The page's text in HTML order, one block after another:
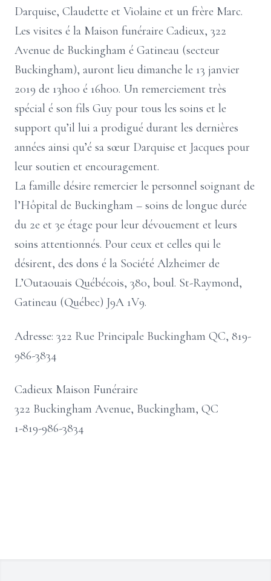
Darquise, Claudette et Violaine et un frère Marc.
Les visites é la Maison funéraire Cadieux, 322
Avenue de Buckingham é Gatineau (secteur
Buckingham), auront lieu dimanche le 13 janvier
2019 de 13h00 é 16h00. Un remerciement très
spécial é son fils Guy pour tous les soins et le
support qu’il lui a prodigué durant les dernières
années ainsi qu’é sa sœur Darquise et Jacques pour
leur soutien et encouragement.
La famille désire remercier le personnel soignant de
l’Hôpital de Buckingham – soins de longue durée
du 2e et 3e étage pour leur dévouement et leurs
soins attentionnés. Pour ceux et celles qui le
désirent, des dons é la Société Alzheimer de
L’Outaouais Québécois, 380, boul. St-Raymond,
Gatineau (Québec) J9A 1V9.
Adresse: 322 Rue Principale Buckingham QC, 819-
986-3834
Cadieux Maison Funéraire
322 Buckingham Avenue, Buckingham, QC
1-819-986-3834